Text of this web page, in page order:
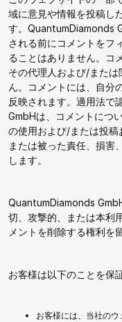
域に意見や情報を投稿し
す。QuantumDiamonds
される前にコメントをフ
ることはありません。コ
その代理人および/また
ん。コメントには、自分
反映されます。適用法で
GmbHは、コメントにつ
の使用および/または投稿
または被った責任、損害
します。
QuantumDiamonds
切、攻撃的、または本利
メントを削除する権利を
お客様は以下のことを保
お客様には、当社の